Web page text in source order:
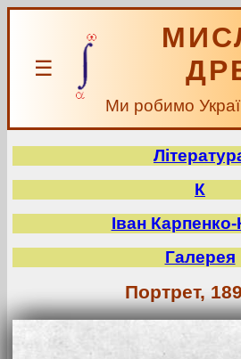
☰
Ми робимо
К
Іван
Галерея
Портрет,